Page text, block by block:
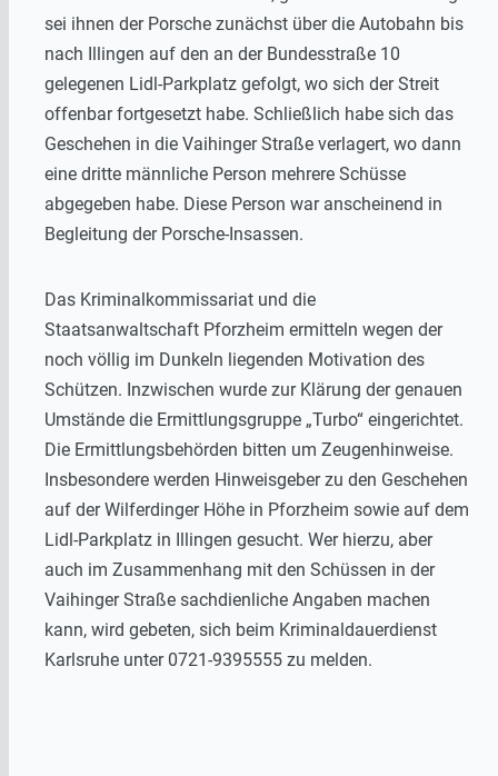
sei ihnen der Porsche zunächst über die Autobahn bis
nach Illingen auf den an der Bundesstraße 10
gelegenen Lidl-Parkplatz gefolgt, wo sich der Streit
offenbar fortgesetzt habe. Schließlich habe sich das
Geschehen in die Vaihinger Straße verlagert, wo dann
eine dritte männliche Person mehrere Schüsse
abgegeben habe. Diese Person war anscheinend in
Begleitung der Porsche-Insassen.
Das Kriminalkommissariat und die
Staatsanwaltschaft Pforzheim ermitteln wegen der
noch völlig im Dunkeln liegenden Motivation des
Schützen. Inzwischen wurde zur Klärung der genauen
Umstände die Ermittlungsgruppe „Turbo“ eingerichtet.
Die Ermittlungsbehörden bitten um Zeugenhinweise.
Insbesondere werden Hinweisgeber zu den Geschehen
auf der Wilferdinger Höhe in Pforzheim sowie auf dem
Lidl-Parkplatz in Illingen gesucht. Wer hierzu, aber
auch im Zusammenhang mit den Schüssen in der
Vaihinger Straße sachdienliche Angaben machen
kann, wird gebeten, sich beim Kriminaldauerdienst
Karlsruhe unter 0721-9395555 zu melden.